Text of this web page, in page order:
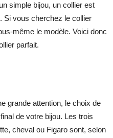
simple bijou, un collier est
Si vous cherchez le collier
même le modèle. Voici donc
parfait.
grande attention, le choix de
de votre bijou. Les trois
cheval ou Figaro sont, selon